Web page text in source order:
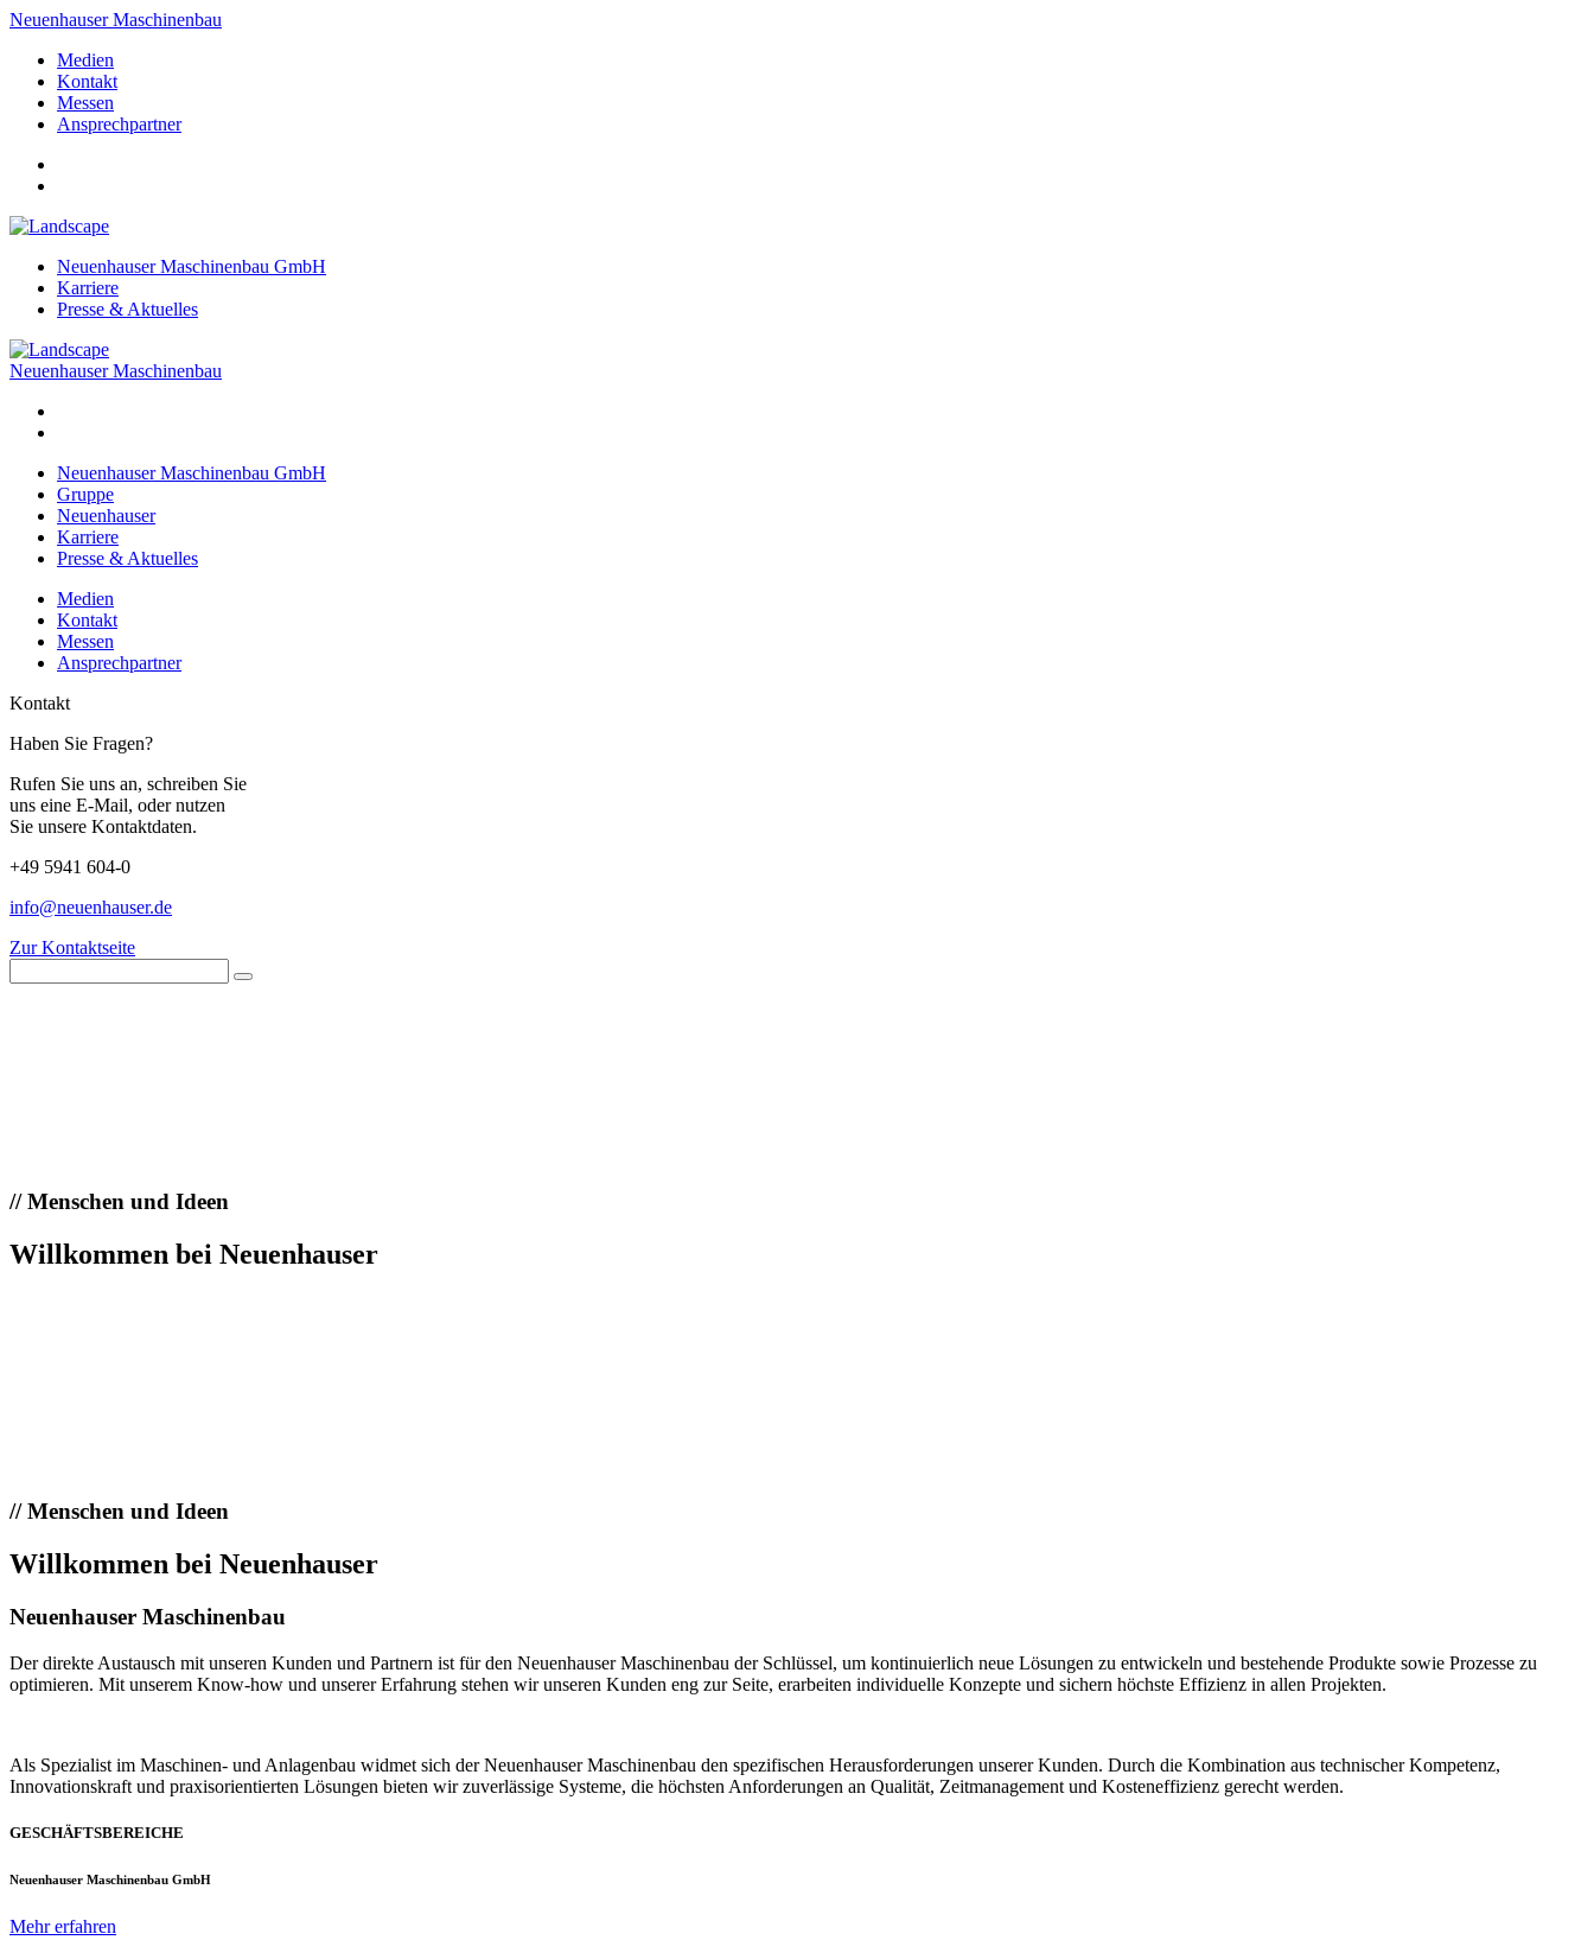
Neuenhauser Maschinenbau
Medien
Kontakt
Messen
Ansprechpartner
Neuenhauser Maschinenbau GmbH
Karriere
Presse & Aktuelles
Neuenhauser Maschinenbau
Neuenhauser Maschinenbau GmbH
Gruppe
Neuenhauser
Karriere
Presse & Aktuelles
Medien
Kontakt
Messen
Ansprechpartner
Kontakt
Haben Sie Fragen?
Rufen Sie uns an, schreiben Sie
uns eine E-Mail, oder nutzen
Sie unsere Kontaktdaten.
+49 5941 604-0
info@neuenhauser.de
Zur Kontaktseite
//Menschen und Ideen
Willkommen bei Neuenhauser
//Menschen und Ideen
Willkommen bei Neuenhauser
Neuenhauser Maschinenbau
Der direkte Austausch mit unseren Kunden und Partnern ist für den Neuenhauser Maschinenbau der Schlüssel, um kontinuierlich neue Lösungen zu entwickeln und bestehende Produkte sowie Prozesse zu
optimieren. Mit unserem Know-how und unserer Erfahrung stehen wir unseren Kunden eng zur Seite, erarbeiten individuelle Konzepte und sichern höchste Effizienz in allen Projekten.
Als Spezialist im Maschinen- und Anlagenbau widmet sich der Neuenhauser Maschinenbau den spezifischen Herausforderungen unserer Kunden. Durch die Kombination aus technischer Kompetenz,
Innovationskraft und praxisorientierten Lösungen bieten wir zuverlässige Systeme, die höchsten Anforderungen an Qualität, Zeitmanagement und Kosteneffizienz gerecht werden.
GESCHÄFTSBEREICHE
Neuenhauser Maschinenbau GmbH
Mehr erfahren